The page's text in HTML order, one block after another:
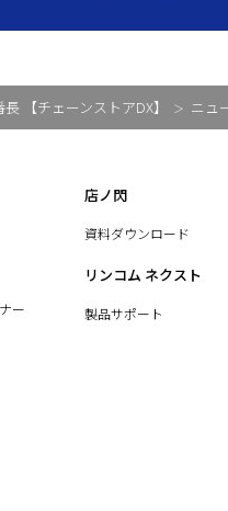
長 【チェーンストアDX】 ニュ
ー
店ノ閃
資料ダウンロード
リンコム ネクスト
製品サポート